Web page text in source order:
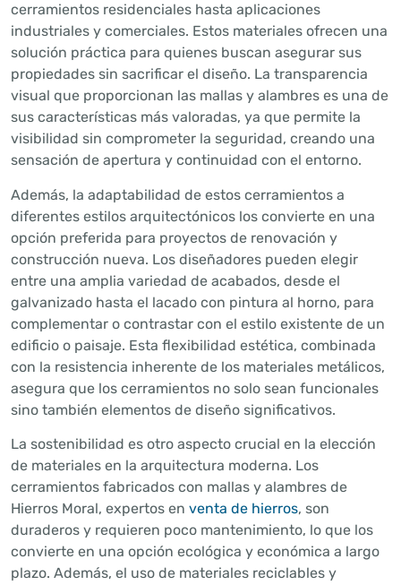
cerramientos residenciales hasta aplicaciones
industriales y comerciales. Estos materiales ofrecen una
solución práctica para quienes buscan asegurar sus
propiedades sin sacrificar el diseño. La transparencia
visual que proporcionan las mallas y alambres es una de
sus características más valoradas, ya que permite la
visibilidad sin comprometer la seguridad, creando una
sensación de apertura y continuidad con el entorno.
Además, la adaptabilidad de estos cerramientos a
diferentes estilos arquitectónicos los convierte en una
opción preferida para proyectos de renovación y
construcción nueva. Los diseñadores pueden elegir
entre una amplia variedad de acabados, desde el
galvanizado hasta el lacado con pintura al horno, para
complementar o contrastar con el estilo existente de un
edificio o paisaje. Esta flexibilidad estética, combinada
con la resistencia inherente de los materiales metálicos,
asegura que los cerramientos no solo sean funcionales
sino también elementos de diseño significativos.
La sostenibilidad es otro aspecto crucial en la elección
de materiales en la arquitectura moderna. Los
cerramientos fabricados con mallas y alambres de
Hierros Moral, expertos en venta de hierros, son
duraderos y requieren poco mantenimiento, lo que los
convierte en una opción ecológica y económica a largo
plazo. Además, el uso de materiales reciclables y